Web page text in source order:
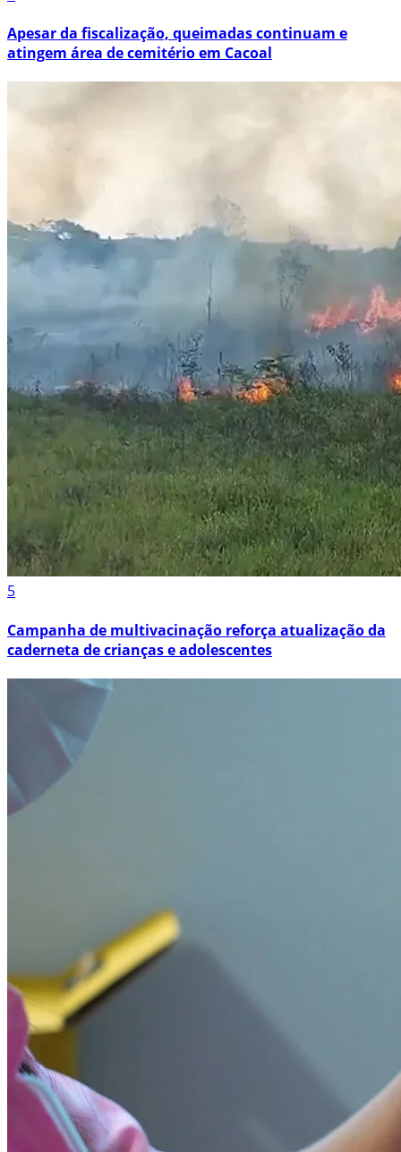
Apesar da fiscalização, queimadas continuam e
atingem área de cemitério em Cacoal
5
Campanha de multivacinação reforça atualização da
caderneta de crianças e adolescentes